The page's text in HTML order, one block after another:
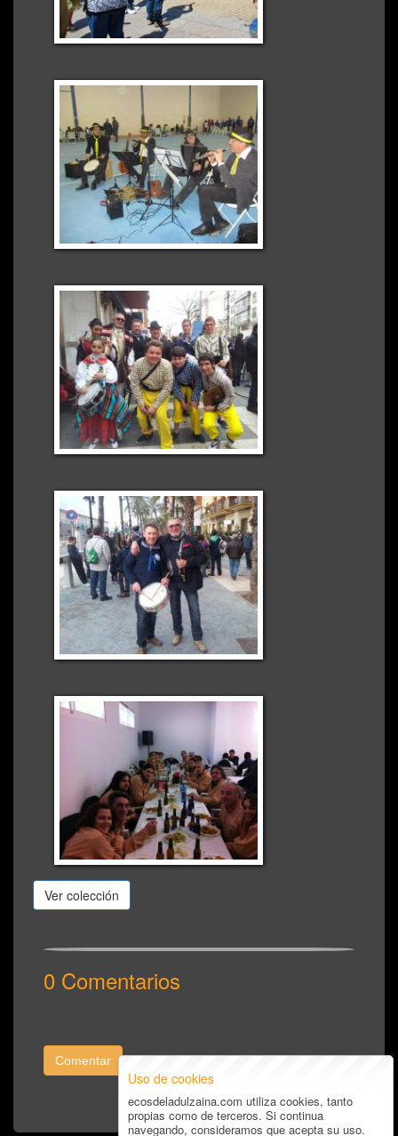
Ver colección
0 Comentarios
Comentar
Uso de cookies
ecosdeladulzaina.com utiliza cookies, tanto
propias como de terceros. Si continua
navegando, consideramos que acepta su uso.